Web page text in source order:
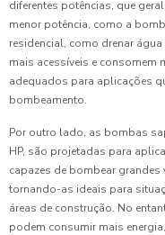
diferentes potências, que
menor potência, como a
residencial, como drenar
mais acessíveis e consomem
adequados para aplicações
bombeamento.
Por outro lado, as bombas
HP, são projetadas para
capazes de bombear
tornando-as ideais para
áreas de construção. No
podem consumir mais